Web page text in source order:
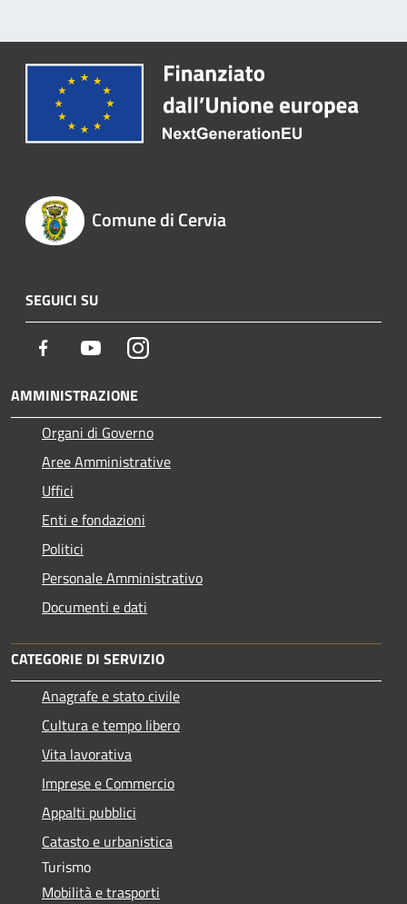
Comune di Cervia
SEGUICI SU
Facebook YoutubeInstagram
AMMINISTRAZIONE
Organi di Governo
Aree Amministrative
Uffici
Enti e fondazioni
Politici
Personale Amministrativo
Documenti e dati
CATEGORIE DI SERVIZIO
Anagrafe e stato civile
Cultura e tempo libero
Vita lavorativa
Imprese e Commercio
Appalti pubblici
Catasto e urbanistica
Turismo
Mobilità e trasporti